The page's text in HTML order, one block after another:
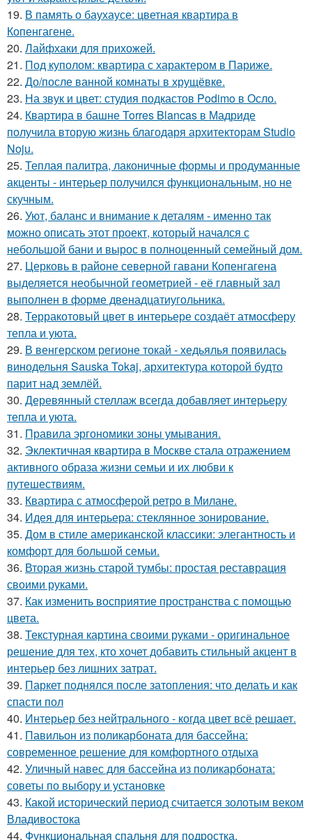
19. В память о баухаусе: цветная квартира в
Копенгагене.
20. Лайфхаки для прихожей.
21. Под куполом: квартира с характером в Париже.
22. До/после ванной комнаты в хрущёвке.
23. На звук и цвет: студия подкастов Podimo в Осло.
24. Квартира в башне Torres Blancas в Мадриде
получила вторую жизнь благодаря архитекторам Studio
Noju.
25. Теплая палитра, лаконичные формы и продуманные
акценты - интерьер получился функциональным, но не
скучным.
26. Уют, баланс и внимание к деталям - именно так
можно описать этот проект, который начался с
небольшой бани и вырос в полноценный семейный дом.
27. Церковь в районе северной гавани Копенгагена
выделяется необычной геометрией - её главный зал
выполнен в форме двенадцатиугольника.
28. Терракотовый цвет в интерьере создаёт атмосферу
тепла и уюта.
29. В венгерском регионе токай - хедьялья появилась
винодельня Sauska Tokaj, архитектура которой будто
парит над землёй.
30. Деревянный стеллаж всегда добавляет интерьеру
тепла и уюта.
31. Правила эргономики зоны умывания.
32. Эклектичная квартира в Москве стала отражением
активного образа жизни семьи и их любви к
путешествиям.
33. Квартира с атмосферой ретро в Милане.
34. Идея для интерьера: стеклянное зонирование.
35. Дом в стиле американской классики: элегантность и
комфорт для большой семьи.
36. Вторая жизнь старой тумбы: простая реставрация
своими руками.
37. Как изменить восприятие пространства с помощью
цвета.
38. Текстурная картина своими руками - оригинальное
решение для тех, кто хочет добавить стильный акцент в
интерьер без лишних затрат.
39. Паркет поднялся после затопления: что делать и как
спасти пол
40. Интерьер без нейтрального - когда цвет всё решает.
41. Павильон из поликарбоната для бассейна:
современное решение для комфортного отдыха
42. Уличный навес для бассейна из поликарбоната:
советы по выбору и установке
43. Какой исторический период считается золотым веком
Владивостока
44. Функциональная спальня для подростка.